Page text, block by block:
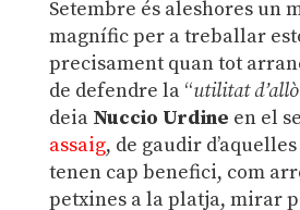
Setembre és aleshores un
magnífic per a treballar
precisament quan tot
de defendre la “utilitat
deia Nuccio Urdine en el
assaig, de gaudir
tenen cap benefici, com
petxines a la platja, mirar